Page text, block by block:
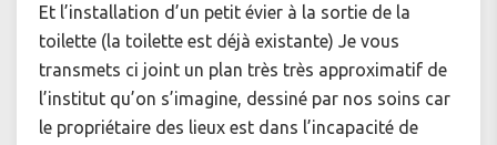
Et l’installation d’un petit évier à la sortie de la
toilette (la toilette est déjà existante) Je vous
transmets ci joint un plan très très approximatif de
l’institut qu’on s’imagine, dessiné par nos soins car
le propriétaire des lieux est dans l’incapacité de